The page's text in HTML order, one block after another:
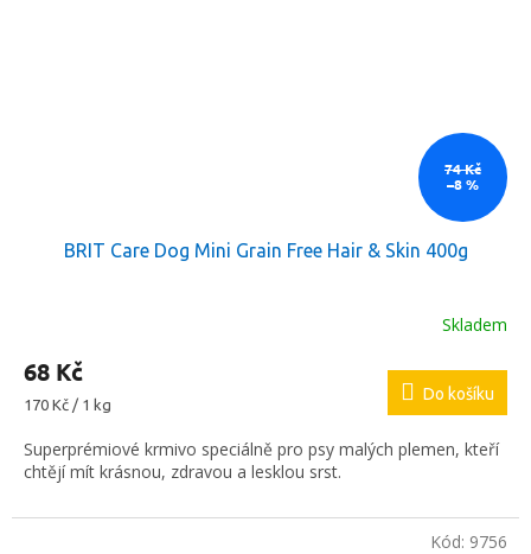
74 Kč
–8 %
BRIT Care Dog Mini Grain Free Hair & Skin 400g
Skladem
68 Kč
Měrná
170 Kč / 1 kg
Do košíku
Superprémiové krmivo speciálně pro psy malých plemen, kteří
chtějí mít krásnou, zdravou a lesklou srst.
Kód: 9756